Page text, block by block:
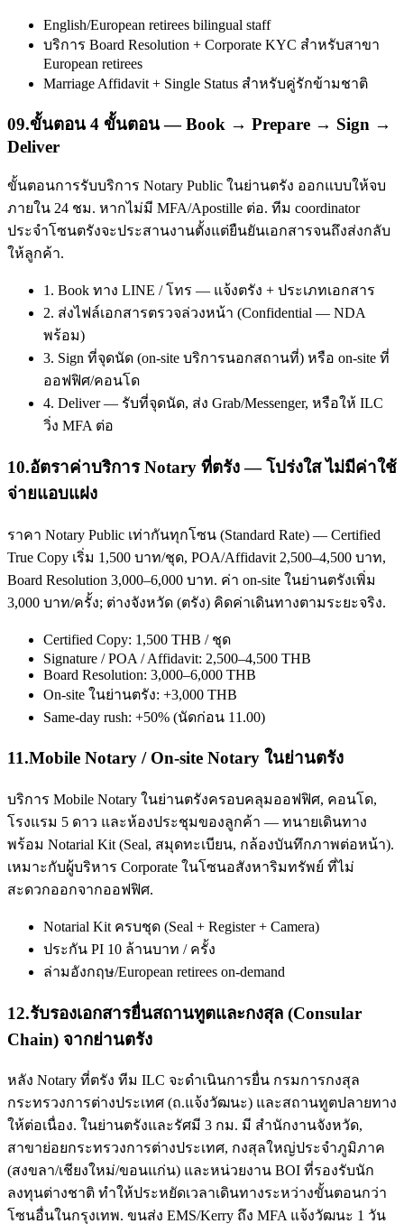
English/European retirees bilingual staff
บริการ Board Resolution + Corporate KYC สำหรับสาขา
European retirees
Marriage Affidavit + Single Status สำหรับคู่รักข้ามชาติ
09.ขั้นตอน 4 ขั้นตอน — Book → Prepare → Sign →
Deliver
ขั้นตอนการรับบริการ Notary Public ในย่านตรัง ออกแบบให้จบ
ภายใน 24 ชม. หากไม่มี MFA/Apostille ต่อ. ทีม coordinator
ประจำโซนตรังจะประสานงานตั้งแต่ยืนยันเอกสารจนถึงส่งกลับ
ให้ลูกค้า.
1. Book ทาง LINE / โทร — แจ้งตรัง + ประเภทเอกสาร
2. ส่งไฟล์เอกสารตรวจล่วงหน้า (Confidential — NDA
พร้อม)
3. Sign ที่จุดนัด (on-site บริการนอกสถานที่) หรือ on-site ที่
ออฟฟิศ/คอนโด
4. Deliver — รับที่จุดนัด, ส่ง Grab/Messenger, หรือให้ ILC
วิ่ง MFA ต่อ
10.อัตราค่าบริการ Notary ที่ตรัง — โปร่งใส ไม่มีค่าใช้
จ่ายแอบแฝง
ราคา Notary Public เท่ากันทุกโซน (Standard Rate) — Certified
True Copy เริ่ม 1,500 บาท/ชุด, POA/Affidavit 2,500–4,500 บาท,
Board Resolution 3,000–6,000 บาท. ค่า on-site ในย่านตรังเพิ่ม
3,000 บาท/ครั้ง; ต่างจังหวัด (ตรัง) คิดค่าเดินทางตามระยะจริง.
Certified Copy: 1,500 THB / ชุด
Signature / POA / Affidavit: 2,500–4,500 THB
Board Resolution: 3,000–6,000 THB
On-site ในย่านตรัง: +3,000 THB
Same-day rush: +50% (นัดก่อน 11.00)
11.Mobile Notary / On-site Notary ในย่านตรัง
บริการ Mobile Notary ในย่านตรังครอบคลุมออฟฟิศ, คอนโด,
โรงแรม 5 ดาว และห้องประชุมของลูกค้า — ทนายเดินทาง
พร้อม Notarial Kit (Seal, สมุดทะเบียน, กล้องบันทึกภาพต่อหน้า).
เหมาะกับผู้บริหาร Corporate ในโซนอสังหาริมทรัพย์ ที่ไม่
สะดวกออกจากออฟฟิศ.
Notarial Kit ครบชุด (Seal + Register + Camera)
ประกัน PI 10 ล้านบาท / ครั้ง
ล่ามอังกฤษ/European retirees on-demand
12.รับรองเอกสารยื่นสถานทูตและกงสุล (Consular
Chain) จากย่านตรัง
หลัง Notary ที่ตรัง ทีม ILC จะดำเนินการยื่น กรมการกงสุล
กระทรวงการต่างประเทศ (ถ.แจ้งวัฒนะ) และสถานทูตปลายทาง
ให้ต่อเนื่อง. ในย่านตรังและรัศมี 3 กม. มี สำนักงานจังหวัด,
สาขาย่อยกระทรวงการต่างประเทศ, กงสุลใหญ่ประจำภูมิภาค
(สงขลา/เชียงใหม่/ขอนแก่น) และหน่วยงาน BOI ที่รองรับนัก
ลงทุนต่างชาติ ทำให้ประหยัดเวลาเดินทางระหว่างขั้นตอนกว่า
โซนอื่นในกรุงเทพ. ขนส่ง EMS/Kerry ถึง MFA แจ้งวัฒนะ 1 วัน